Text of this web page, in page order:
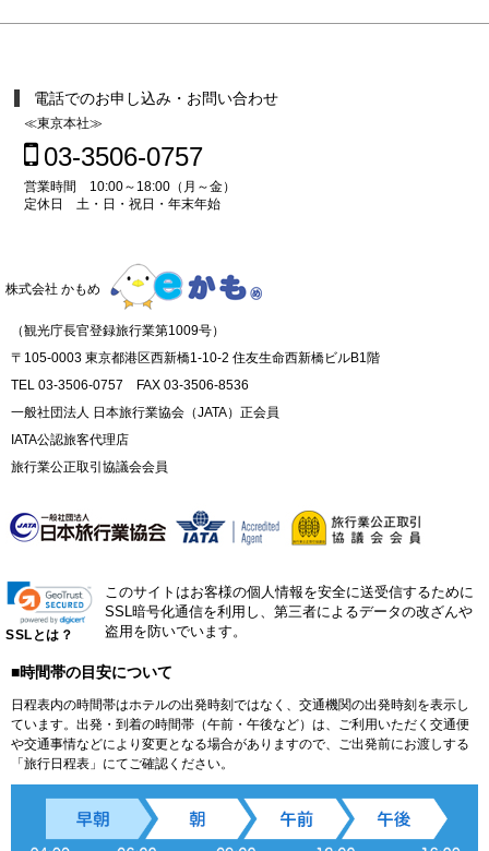
電話でのお申し込み・お問い合わせ
≪東京本社≫
03-3506-0757
営業時間 10:00～18:00（月～金）
定休日 土・日・祝日・年末年始
株式会社 かもめ
（観光庁長官登録旅行業第1009号）
〒105-0003 東京都港区西新橋1-10-2 住友生命西新橋ビルB1階
TEL 03-3506-0757 FAX 03-3506-8536
一般社団法人 日本旅行業協会（JATA）正会員
IATA公認旅客代理店
旅行業公正取引協議会会員
SSLとは？
このサイトはお客様の個人情報を安全に送受信するために
SSL暗号化通信を利用し、第三者によるデータの改ざんや
盗用を防いでいます。
■時間帯の目安について
日程表内の時間帯はホテルの出発時刻ではなく、交通機関の出発時刻を表示し
ています。出発・到着の時間帯（午前・午後など）は、ご利用いただく交通便
や交通事情などにより変更となる場合がありますので、ご出発前にお渡しする
「旅行日程表」にてご確認ください。